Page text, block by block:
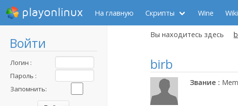
playonlinux На главную Скрипты Wine Wiki
Войти
Логин :
Пароль :
Запомнить:
Вы находитесь здесь
birb
Звание :